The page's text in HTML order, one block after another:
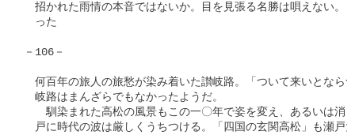
招かれた雨情の本音ではないか。目を見張る名勝は唄えない。
った
－106－
何百年の旅人の旅愁が染み着いた讃岐路。「ついて来いとなら
岐路はまんざらでもなかったようだ。
馴染まれた高松の風景もこの一〇年で姿を変え、あるいは消
戸に時代の波は厳しくうちつける。「四国の玄関高松」も瀬戸